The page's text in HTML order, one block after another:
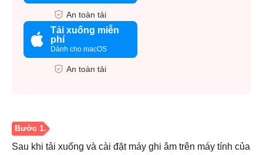
An toàn tải
Tải xuống miễn
phí
Dành cho macOS
An toàn tải
Sau khi tải xuống và cài đặt máy ghi âm trên máy tính của